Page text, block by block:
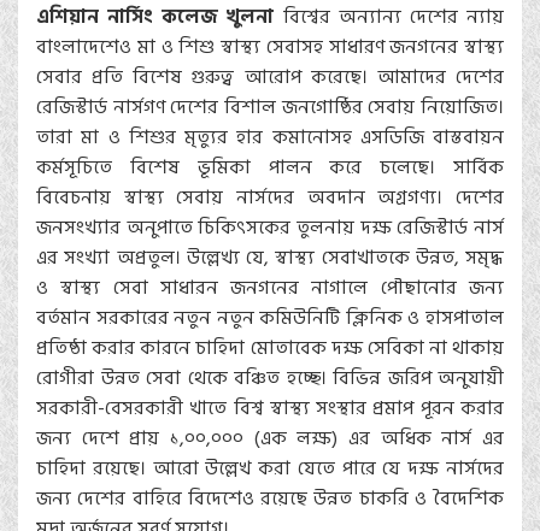
এশিয়ান নার্সিং কলেজ খুলনা বিশ্বের অন্যান্য দেশের ন্যায়
বাংলাদেশেও মা ও শিশু স্বাস্থ্য সেবাসহ সাধারণ জনগনের স্বাস্থ্য
সেবার প্রতি বিশেষ গুরুত্ব আরোপ করেছে। আমাদের দেশের
রেজিস্টার্ড নার্সগণ দেশের বিশাল জনগোষ্ঠির সেবায় নিয়োজিত।
তারা মা ও শিশুর মৃত্যুর হার কমানোসহ এসডিজি বাস্তবায়ন
কর্মসূচিতে বিশেষ ভূমিকা পালন করে চলেছে। সার্বিক
বিবেচনায় স্বাস্থ্য সেবায় নার্সদের অবদান অগ্রগণ্য। দেশের
জনসংখ্যার অনুপাতে চিকিৎসকের তুলনায় দক্ষ রেজিস্টার্ড নার্স
এর সংখ্যা অপ্রতুল। উল্লেখ্য যে, স্বাস্থ্য সেবাখাতকে উন্নত, সমৃদ্ধ
ও স্বাস্থ্য সেবা সাধারন জনগনের নাগালে পৌছানোর জন্য
বর্তমান সরকারের নতুন নতুন কমিউনিটি ক্লিনিক ও হাসপাতাল
প্রতিষ্ঠা করার কারনে চাহিদা মোতাবেক দক্ষ সেবিকা না থাকায়
রোগীরা উন্নত সেবা থেকে বঞ্চিত হচ্ছে। বিভিন্ন জরিপ অনুযায়ী
সরকারী-বেসরকারী খাতে বিশ্ব স্বাস্থ্য সংস্থার প্রমাপ পূরন করার
জন্য দেশে প্রায় ১,০০,০০০ (এক লক্ষ) এর অধিক নার্স এর
চাহিদা রয়েছে। আরো উল্লেখ করা যেতে পারে যে দক্ষ নার্সদের
জন্য দেশের বাহিরে বিদেশেও রয়েছে উন্নত চাকরি ও বৈদেশিক